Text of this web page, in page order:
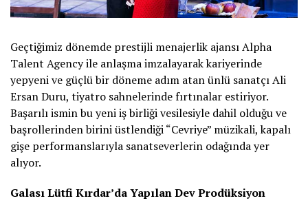
Geçtiğimiz dönemde prestijli menajerlik ajansı Alpha
Talent Agency ile anlaşma imzalayarak kariyerinde
yepyeni ve güçlü bir döneme adım atan ünlü sanatçı Ali
Ersan Duru, tiyatro sahnelerinde fırtınalar estiriyor.
Başarılı ismin bu yeni iş birliği vesilesiyle dahil olduğu ve
başrollerinden birini üstlendiği “Cevriye” müzikali, kapalı
gişe performanslarıyla sanatseverlerin odağında yer
alıyor.
Galası Lütfi Kırdar’da Yapılan Dev Prodüksiyon